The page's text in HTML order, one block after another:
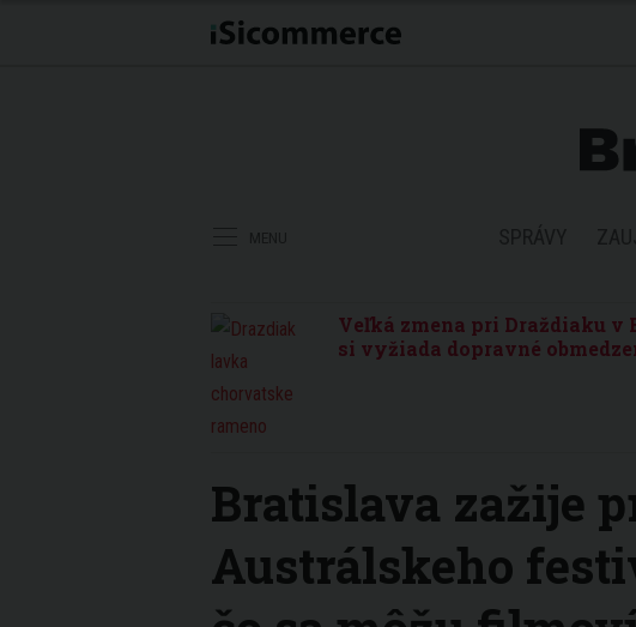
Veľká zmena pri Draždiaku v
si vyžiada dopravné
Bratislava zažije
Austrálskeho